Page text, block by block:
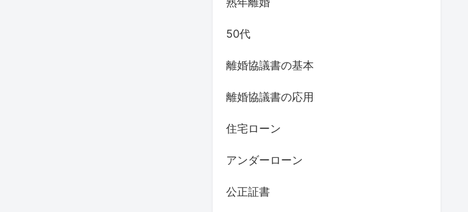
50代
離婚協議書の基本
離婚協議書の応用
住宅ローン
アンダーローン
公正証書